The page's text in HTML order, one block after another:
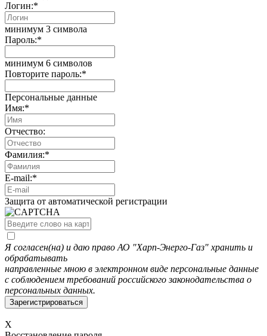
Логин:*
минимум 3 символа
Пароль:*
минимум 6 символов
Повторите пароль:*
Персональные данные
Имя:*
Отчество:
Фамилия:*
E-mail:*
Защита от автоматической регистрации
Я согласен(на) и даю право АО "Харп-Энерго-Газ" хранить и
обрабатывать
направленные мною в электронном виде персональные данные
с соблюдением требований российского законодательства о
персональных данных.
X